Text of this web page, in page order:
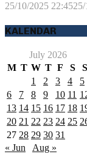
25/10/2025 22:45
KALENDAR
July 2026
M T W T F S
S
1
2 3 4
5
6
7 8 9 10 11
13 14 15 16 17 18
20 21 22 23 24 25
27 28 29 30 31
« Jun
Aug »